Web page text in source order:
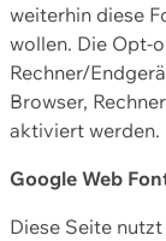
weiterhin diese
wollen. Die Opt-
Rechner/
Browser,
aktiviert werden.
Google Web
Diese Seite